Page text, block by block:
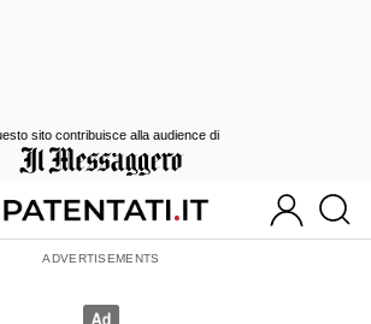
sito contribuisce alla audience di